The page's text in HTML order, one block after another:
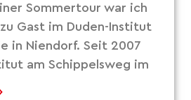
Sommertour war ich
Gast im Duden-Institut
in Niendorf. Seit 2007
am Schippelsweg im